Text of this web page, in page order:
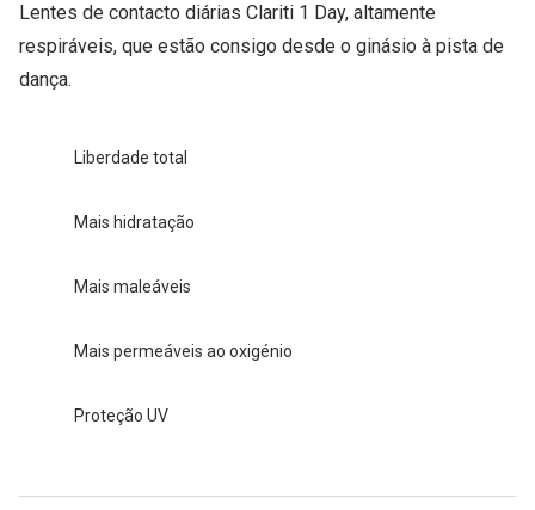
🆕 Guia de Compras para o formato do seu
rosto
Óculos de sol para todos
Lifestyle
Lentes de contacto diárias Clariti 1 Day, altamente
respiráveis, que estão consigo desde o ginásio à pista de
dança.
Liberdade total
Mais hidratação
Mais maleáveis
Mais permeáveis ao oxigénio
Proteção UV